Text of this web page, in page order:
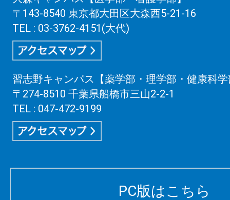
〒143-8540 東京都大田区大森西5-21-16
TEL : 03-3762-4151(大代)
習志野キャンパス【薬学部・理学部・健康科
〒274-8510 千葉県船橋市三山2-2-1
TEL : 047-472-9199
PC版はこちら